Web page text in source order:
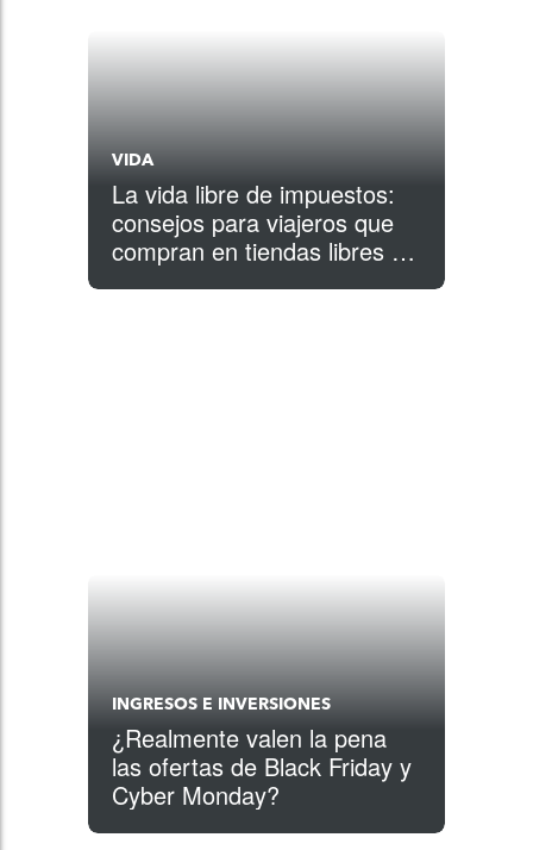
VIDA
La vida libre de impuestos:
consejos para viajeros que
compran en tiendas libres de
INGRESOS E INVERSIONES
¿Realmente valen la pena
las ofertas de Black Friday y
Cyber Monday?